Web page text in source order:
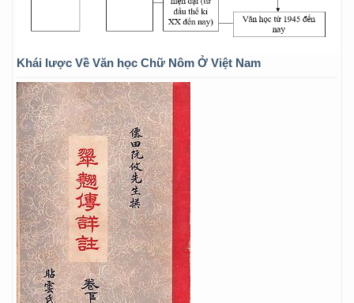
Khái lược Về Văn học Chữ Nôm Ở Việt Nam